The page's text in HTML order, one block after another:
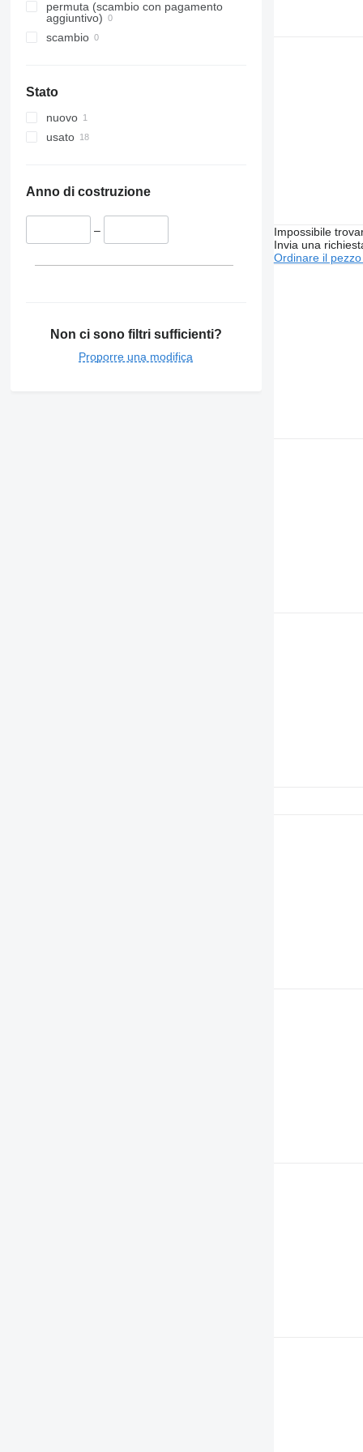
permuta (scambio con pagamento
aggiuntivo)
scambio
Stato
nuovo
usato
Anno di costruzione
–
Non ci sono filtri sufficienti?
Proporre una modifica
Impossibile
Invia una
Ordinare il